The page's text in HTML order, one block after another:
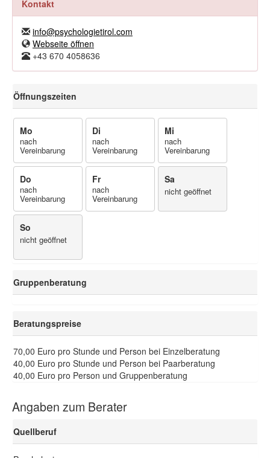
Kontakt
info@psychologietirol.com
Webseite öffnen
+43 670 4058636
Öffnungszeiten
Mo
nach
Vereinbarung
Di
nach
Vereinbarung
Mi
nach
Vereinbarung
Do
nach
Vereinbarung
Fr
nach
Vereinbarung
Sa
nicht geöffnet
So
nicht geöffnet
Gruppenberatung
Beratungspreise
70,00 Euro pro Stunde und Person bei Einzelberatung
40,00 Euro pro Stunde und Person bei Paarberatung
40,00 Euro pro Person und Gruppenberatung
Angaben zum Berater
Quellberuf